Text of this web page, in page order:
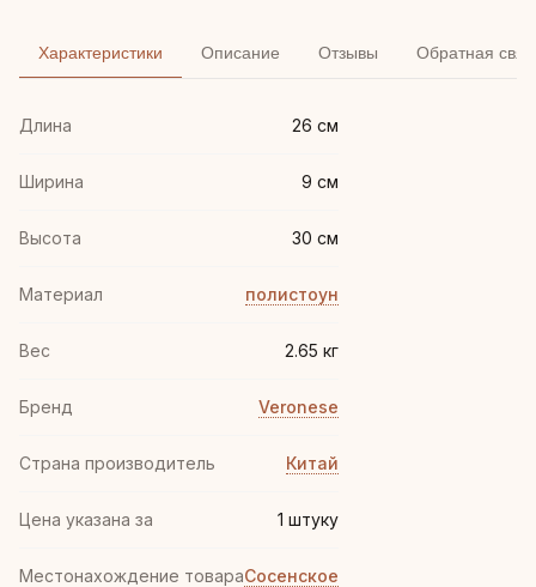
Характеристики Описание Отзывы Обратная
Длина 26 см
Ширина 9 см
Высота 30 см
Материал полистоун
Вес 2.65 кг
Бренд Veronese
Страна производитель Китай
Цена указана за 1 штуку
Местонахождение товараСосенское